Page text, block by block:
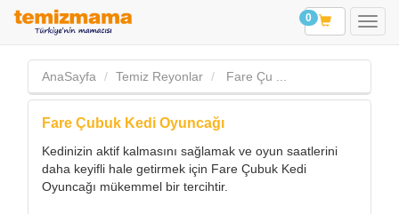
0
AnaSayfa Temiz Reyonlar Fare Çu ...
Fare Çubuk Kedi Oyuncağı
Kedinizin aktif kalmasını sağlamak ve oyun saatlerini
daha keyifli hale getirmek için Fare Çubuk Kedi
Oyuncağı mükemmel bir tercihtir.